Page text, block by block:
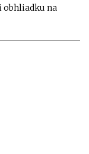
obhliadku na